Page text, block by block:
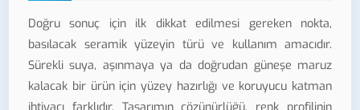
Doğru sonuç için ilk dikkat edilmesi gereken nokta,
basılacak seramik yüzeyin türü ve kullanım amacıdır.
Sürekli suya, aşınmaya ya da doğrudan güneşe maruz
kalacak bir ürün için yüzey hazırlığı ve koruyucu katman